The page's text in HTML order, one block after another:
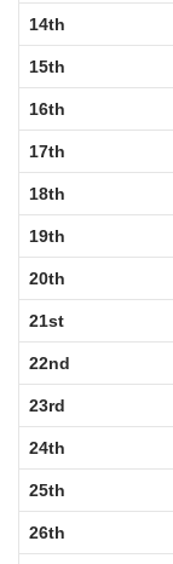
14th
15th
16th
17th
18th
19th
20th
21st
22nd
23rd
24th
25th
26th